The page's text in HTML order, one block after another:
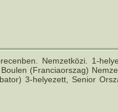
Nemzetközi. 1-
(Franciaorszag)
3-helyezett, Senior